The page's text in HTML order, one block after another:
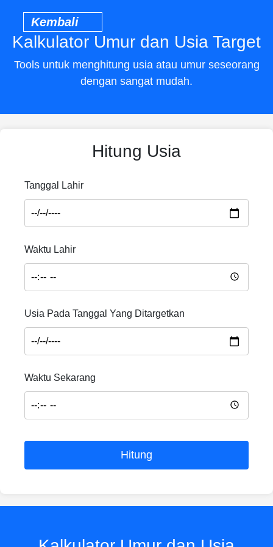
Kembali
Kalkulator Umur dan Usia Target
Tools untuk menghitung usia atau umur seseorang
dengan sangat mudah.
Hitung Usia
Tanggal Lahir
Waktu Lahir
Usia Pada Tanggal Yang Ditargetkan
Waktu Sekarang
Hitung